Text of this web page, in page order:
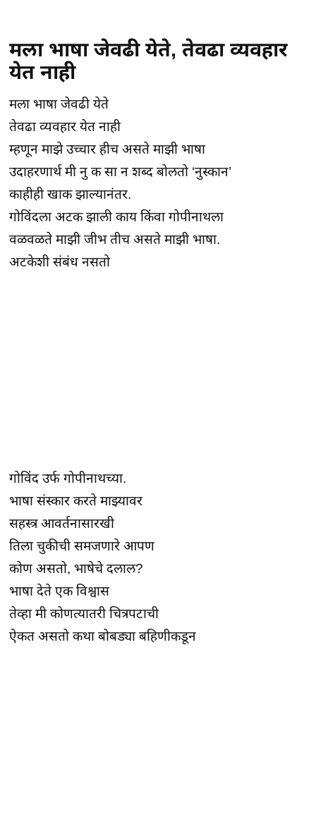
मला भाषा जेवढी येते, तेवढा व्यवहार
येत नाही
मला भाषा जेवढी येते
तेवढा व्यवहार येत नाही
म्हणून माझे उच्चार हीच असते माझी भाषा
उदाहरणार्थ मी नु क सा न शब्द बोलतो ‘नुस्कान’
काहीही खाक झाल्यानंतर.
गोविंदला अटक झाली काय किंवा गोपीनाथला
वळवळते माझी जीभ तीच असते माझी भाषा.
अटकेशी संबंध नसतो
गोविंद उर्फ गोपीनाथच्या.
भाषा संस्कार करते माझ्यावर
सहस्त्र आवर्तनासारखी
तिला चुकीची समजणारे आपण
कोण असतो, भाषेचे दलाल?
भाषा देते एक विश्वास
तेव्हा मी कोणत्यातरी चित्रपटाची
ऐकत असतो कथा बोबड्या बहिणीकडून